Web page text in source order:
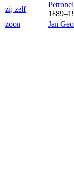
zij zelf
1889–
zoon
Jan